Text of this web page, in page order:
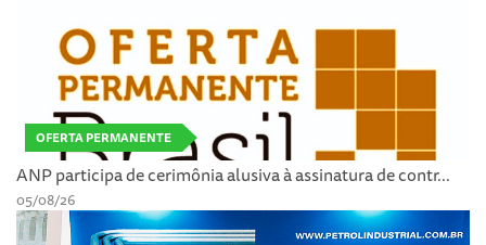
OFERTA PERMANENTE
ANP participa de cerimônia alusiva à assinatura de contr...
05/08/26